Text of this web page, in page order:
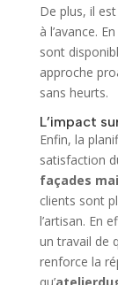
De plus, il
à l’avance.
sont
approche
sans heurts.
L’impact
Enfin, la
satisfaction
façades
clients sont
l’artisan. En
un travail de
renforce la